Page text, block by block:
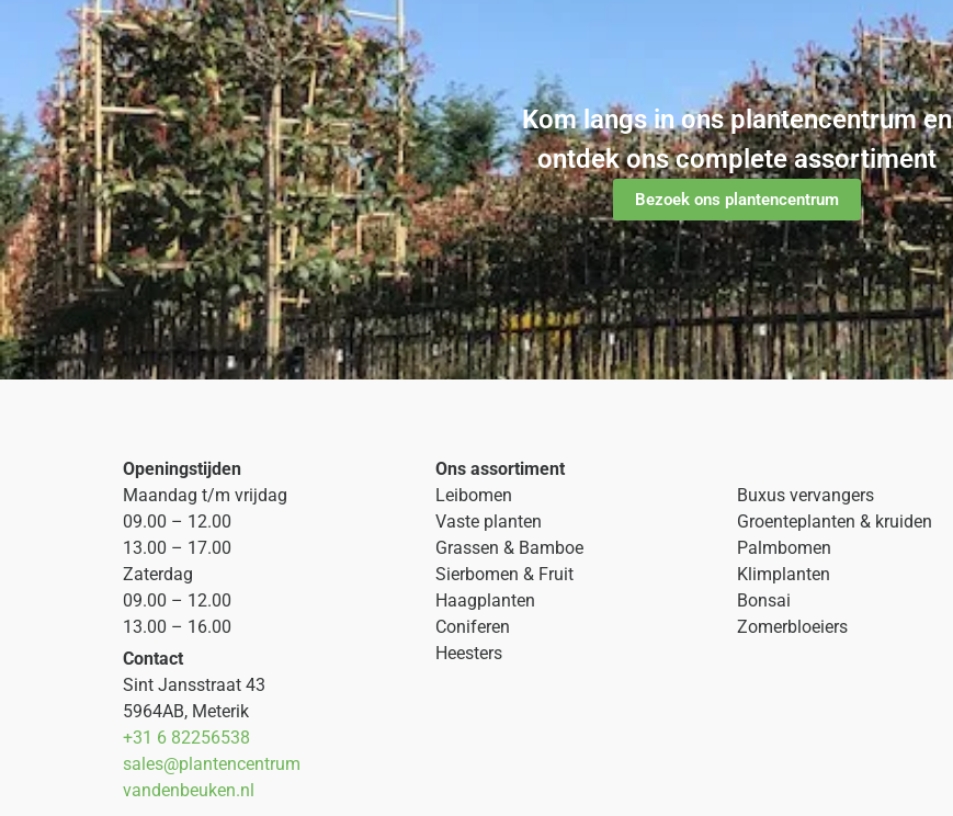
Kom langs in ons plantencentrum en
ontdek ons complete assortiment
Bezoek ons plantencentrum
Openingstijden
Maandag t/m vrijdag
09.00 – 12.00
13.00 – 17.00
Zaterdag
09.00 – 12.00
13.00 – 16.00
Contact
Sint Jansstraat 43
5964AB, Meterik
+31 6 82256538
sales@plantencentrum
vandenbeuken.nl
Ons assortiment
Leibomen
Vaste planten
Grassen & Bamboe
Sierbomen & Fruit
Haagplanten
Coniferen
Heesters
Buxus vervangers
Groenteplanten & kruiden
Palmbomen
Klimplanten
Bonsai
Zomerbloeiers